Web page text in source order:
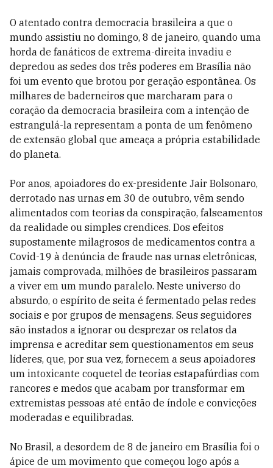
O atentado contra democracia brasileira a que o
mundo assistiu no domingo, 8 de janeiro, quando uma
horda de fanáticos de extrema-direita invadiu e
depredou as sedes dos três poderes em Brasília não
foi um evento que brotou por geração espontânea. Os
milhares de baderneiros que marcharam para o
coração da democracia brasileira com a intenção de
estrangulá-la representam a ponta de um fenômeno
de extensão global que ameaça a própria estabilidade
do planeta.
Por anos, apoiadores do ex-presidente Jair Bolsonaro,
derrotado nas urnas em 30 de outubro, vêm sendo
alimentados com teorias da conspiração, falseamentos
da realidade ou simples crendices. Dos efeitos
supostamente milagrosos de medicamentos contra a
Covid-19 à denúncia de fraude nas urnas eletrônicas,
jamais comprovada, milhões de brasileiros passaram
a viver em um mundo paralelo. Neste universo do
absurdo, o espírito de seita é fermentado pelas redes
sociais e por grupos de mensagens. Seus seguidores
são instados a ignorar ou desprezar os relatos da
imprensa e acreditar sem questionamentos em seus
líderes, que, por sua vez, fornecem a seus apoiadores
um intoxicante coquetel de teorias estapafúrdias com
rancores e medos que acabam por transformar em
extremistas pessoas até então de índole e convicções
moderadas e equilibradas.
No Brasil, a desordem de 8 de janeiro em Brasília foi o
ápice de um movimento que começou logo após a